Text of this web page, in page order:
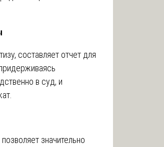
составляет отчет для
в суд, и
значительно